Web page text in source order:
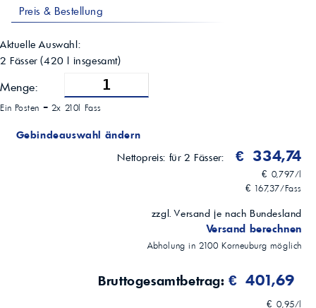
Preis & Bestellung
Aktuelle Auswahl:
2 Fässer (420 l insgesamt)
Menge:
Ein Posten = 2x 210l Fass
Gebindeauswahl ändern
Nettopreis: für 2 Fässer: € 334,74
€ 0,797/l
€ 167,37/Fass
zzgl. Versand je nach Bundesland
Versand berechnen
Abholung in2100 Korneuburg möglich
Bruttogesamtbetrag:€ 401,69
€ 0,95/l